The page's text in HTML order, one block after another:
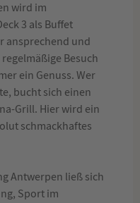
wird im
3 als Buffet
ansprechend und
Besuch
ein Genuss. Wer
bucht sich einen
Grill. Hier wird ein
schmackhaftes
Antwerpen ließ sich
Sport im